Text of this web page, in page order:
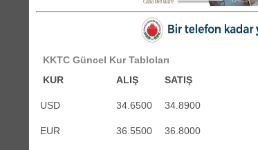
KKTC Güncel Kur Tabloları
KUR
ALIŞ SATIŞ
USD 34.6500 34.8900
EUR 36.5500 36.8000